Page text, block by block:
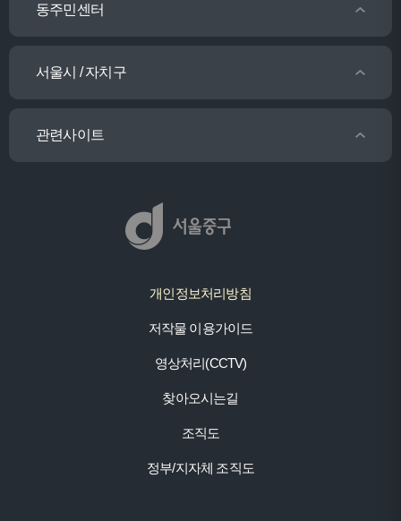
동주민센터
서울시 / 자치구
관련사이트
개인정보처리방침
저작물 이용가이드
영상처리(CCTV)
찾아오시는길
조직도
정부/지자체 조직도